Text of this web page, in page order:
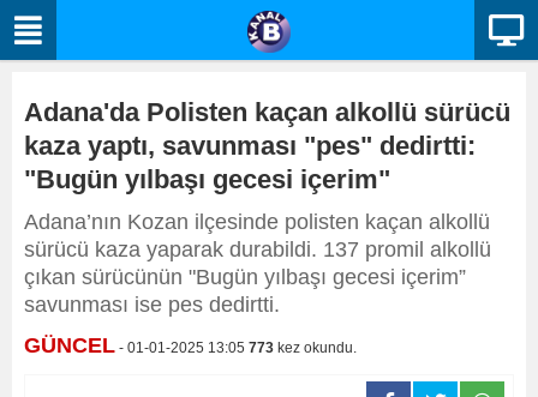
Adana'da Polisten kaçan alkollü sürücü
kaza yaptı, savunması "pes" dedirtti:
"Bugün yılbaşı gecesi içerim"
Adana’nın Kozan ilçesinde polisten kaçan alkollü
sürücü kaza yaparak durabildi. 137 promil alkollü
çıkan sürücünün "Bugün yılbaşı gecesi içerim”
savunması ise pes dedirtti.
GÜNCEL - 01-01-2025 13:05 773 kez okundu.